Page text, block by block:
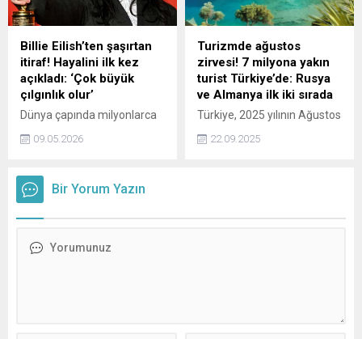
kaydıyla gözaltına alındı.
Billie Eilish’ten şaşırtan
itiraf! Hayalini ilk kez
açıkladı: ‘Çok büyük
çılgınlık olur’
Dünya çapında milyonlarca
dinleyiciye ulaşan ve
hitleriyle müzik listelerini alt
ilk kez açıkladı. İşte
detaylar...
09.05.2026
Turizmde ağustos
zirvesi! 7 milyona yakın
turist Türkiye’de: Rusya
ve Almanya ilk iki sırada
Türkiye, 2025 yılının Ağustos
ayında turizmde önemli bir
başarıya daha imza attı.
22.09.2025
Bir Yorum Yazın